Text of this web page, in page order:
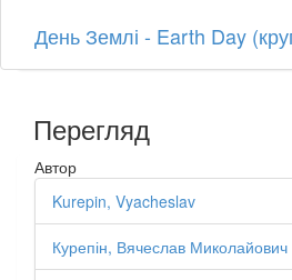
День Землі - Earth Day
Перегляд
Автор
Kurepin, Vyacheslav
Курепін, Вячеслав Миколайович